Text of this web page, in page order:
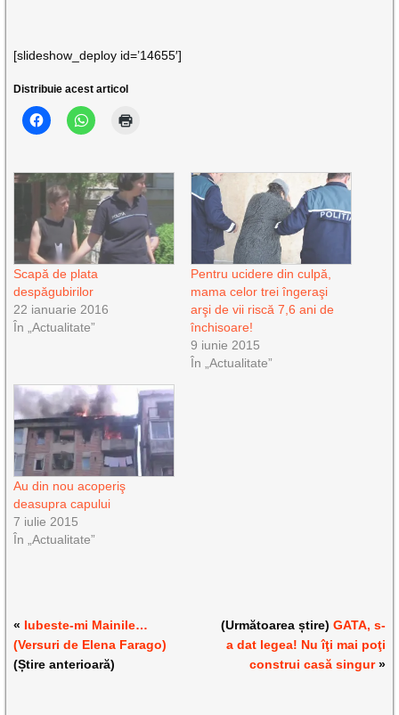
[slideshow_deploy id=’14655′]
Distribuie acest articol
Scapă de plata
despăgubirilor
22 ianuarie 2016
În „Actualitate”
Pentru ucidere din culpă,
mama celor trei îngeraşi
arşi de vii riscă 7,6 ani de
închisoare!
9 iunie 2015
În „Actualitate”
Au din nou acoperiş
deasupra capului
7 iulie 2015
În „Actualitate”
« Iubeste-mi Mainile…
(Versuri de Elena Farago)
(Știre anterioară)
(Următoarea știre) GATA, s-
a dat legea! Nu îţi mai poţi
construi casă singur»